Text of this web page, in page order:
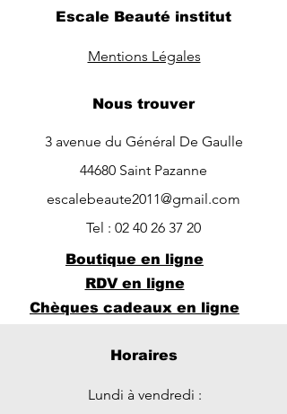
Escale Beauté institut
Mentions Légales
Nous trouver
3 avenue du Général De Gaulle
44680 Saint Pazanne
escalebeaute2011@gmail.com
Tel : 02 40 26 37 20
Boutique en ligne
RDV en ligne
Chèques cadeaux en ligne
Horaires
Lundi à vendredi :